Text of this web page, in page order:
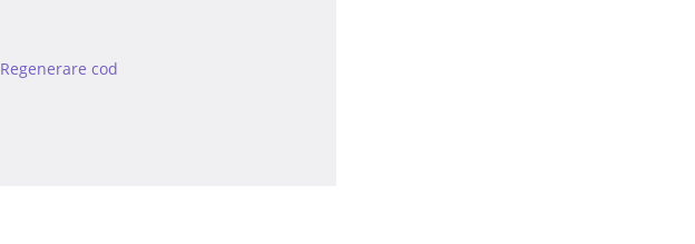
Regenerare cod